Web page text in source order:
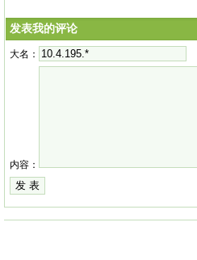
发表我的评论
大名：
内容：